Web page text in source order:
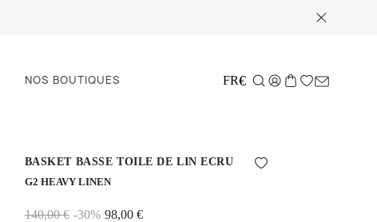
NOS BOUTIQUES FR€
BASKET BASSE TOILE DE LIN ECRU
G2 HEAVY LINEN
140,00 € -30% 98,00 €